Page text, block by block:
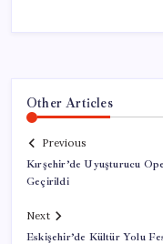
Other Articles
Previous
Kırşehir’de Uyuşturucu
Geçirildi
Next
Eskişehir’de Kültür Yolu